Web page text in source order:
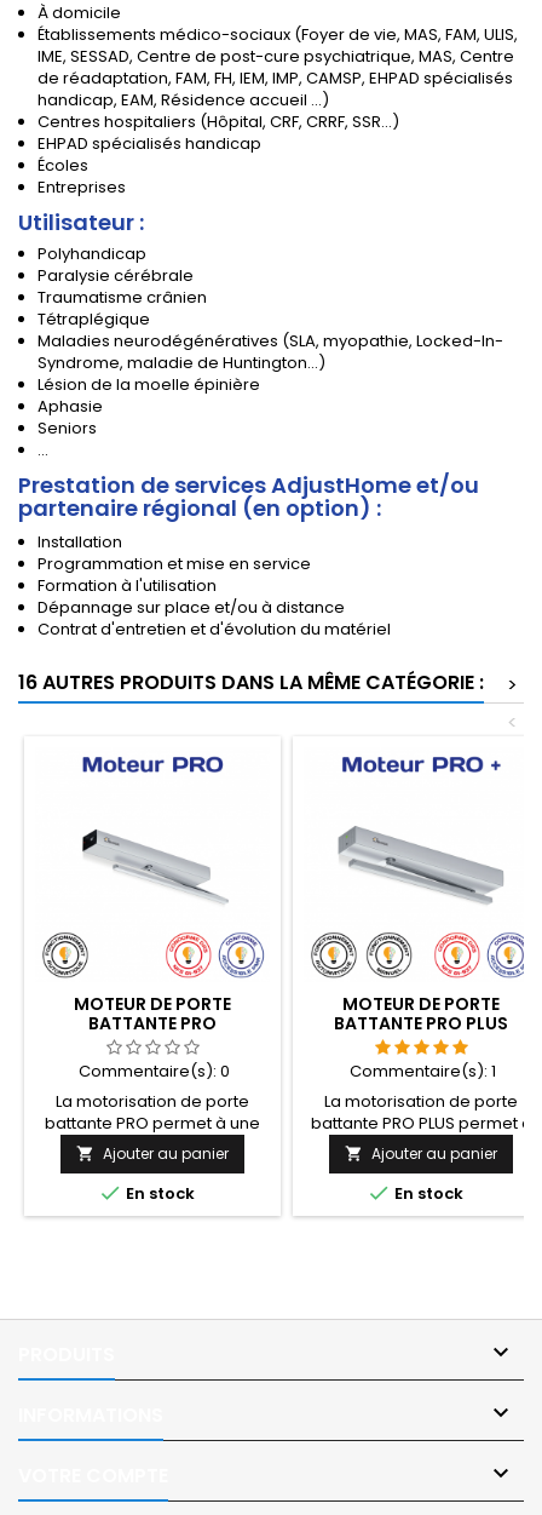
À domicile
Établissements médico-sociaux (Foyer de vie, MAS, FAM, ULIS,
IME, SESSAD, Centre de post-cure psychiatrique, MAS, Centre
de réadaptation, FAM, FH, IEM, IMP, CAMSP, EHPAD spécialisés
handicap, EAM, Résidence accueil ...)
Centres hospitaliers (Hôpital, CRF, CRRF, SSR...)
EHPAD spécialisés handicap
Écoles
Entreprises
Utilisateur :
Polyhandicap
Paralysie cérébrale
Traumatisme crânien
Tétraplégique
Maladies neurodégénératives (SLA, myopathie, Locked-In-
Syndrome, maladie de Huntington...)
Lésion de la moelle épinière
Aphasie
Seniors
...
Prestation de services AdjustHome et/ou
partenaire régional (en option) :
Installation
Programmation et mise en service
Formation à l'utilisation
Dépannage sur place et/ou à distance
Contrat d'entretien et d'évolution du matériel
16 AUTRES PRODUITS DANS LA MÊME CATÉGORIE :
>
<
MOTEUR DE PORTE
BATTANTE PRO
Commentaire(s): 0
La motorisation de porte
battante PRO permet à une
personne en situation de
handicap d'ouvrir une porte
en autonomie de manière
automatique avec une
Go pour une personne valide.
 Ajouter au panier
 En stock
MOTEUR DE PORTE
BATTANTE PRO PLUS
Commentaire(s): 1
La motorisation de porte
battante PRO PLUS permet à
une personne en situation de
handicap d'ouvrir une porte
en autonomie de manière
automatique avec une
pour une personne valide
 Ajouter au panier
 En stock


